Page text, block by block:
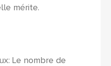
mérite.
Le nombre de